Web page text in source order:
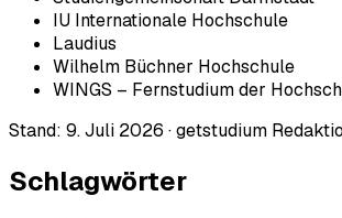
IU Internationale Hochschule
Laudius
Wilhelm Büchner Hochschule
WINGS – Fernstudium der
Stand: 9. Juli 2026 ·getstudium
Schlagwörter